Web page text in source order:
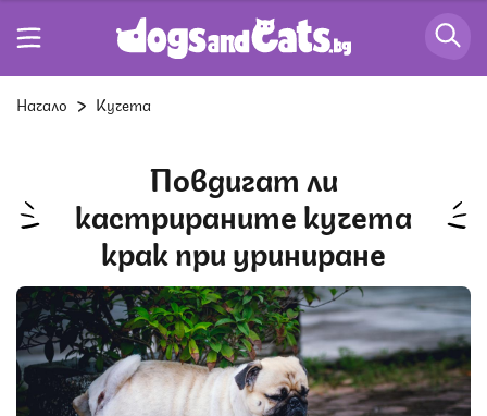
Начало Кучета
Повдигат ли
кастрираните кучета
крак при уриниране